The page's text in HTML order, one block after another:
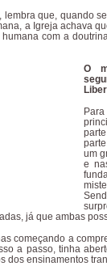
lembra que, quando
a Igreja achava
com a
O
um
e
já que ambas
começando a
a passo, tinha
dos ensinamentos